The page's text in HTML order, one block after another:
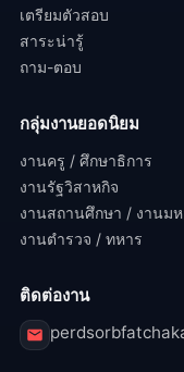
เตรียมตัวสอบ
สาระน่ารู้
ถาม-ตอบ
กลุ่มงานยอดนิยม
งานครู / ศึกษาธิการ
งานรัฐวิสาหกิจ
งานสถานศึกษา / งานม
งานตำรวจ / ทหาร
ติดต่องาน